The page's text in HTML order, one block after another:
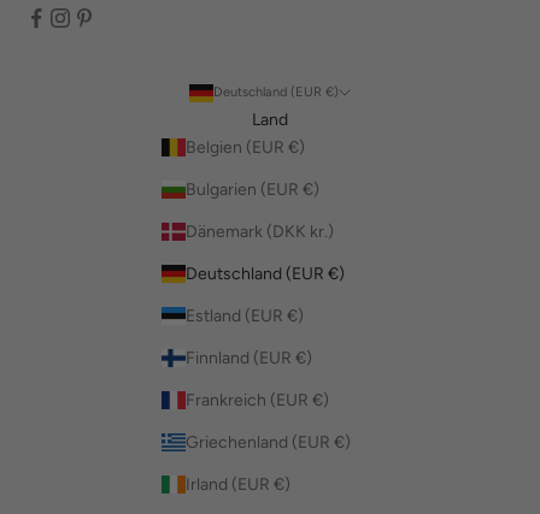
Deutschland (EUR €)
Land
Belgien (EUR €)
Bulgarien (EUR €)
Dänemark (DKK kr.)
Deutschland (EUR €)
Estland (EUR €)
Finnland (EUR €)
Frankreich (EUR €)
Griechenland (EUR €)
Irland (EUR €)